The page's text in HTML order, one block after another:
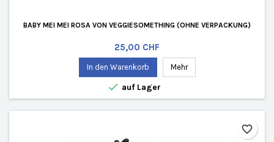
BABY MEI MEI ROSA VON VEGGIESOMETHING (OHNE VERPACKUNG)
Preis
25,00 CHF
In den Warenkorb Mehr
 auf Lager
favorite_border